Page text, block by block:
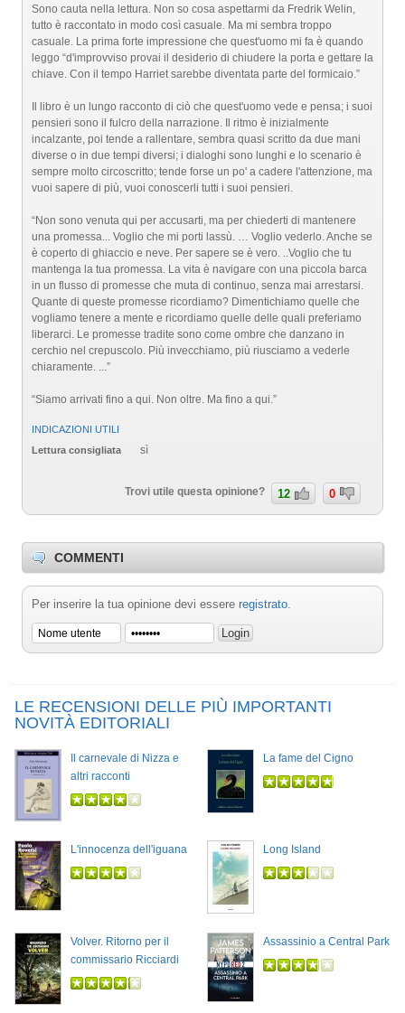
Sono cauta nella lettura. Non so cosa aspettarmi da Fredrik Welin,
tutto è raccontato in modo così casuale. Ma mi sembra troppo
casuale. La prima forte impressione che quest'uomo mi fa è quando
leggo “d'improvviso provai il desiderio di chiudere la porta e gettare la
chiave. Con il tempo Harriet sarebbe diventata parte del formicaio.”
Il libro è un lungo racconto di ciò che quest'uomo vede e pensa; i suoi
pensieri sono il fulcro della narrazione. Il ritmo è inizialmente
incalzante, poi tende a rallentare, sembra quasi scritto da due mani
diverse o in due tempi diversi; i dialoghi sono lunghi e lo scenario è
sempre molto circoscritto; tende forse un po' a cadere l'attenzione, ma
vuoi sapere di più, vuoi conoscerli tutti i suoi pensieri.
“Non sono venuta qui per accusarti, ma per chiederti di mantenere
una promessa... Voglio che mi porti lassù. … Voglio vederlo. Anche se
è coperto di ghiaccio e neve. Per sapere se è vero. ..Voglio che tu
mantenga la tua promessa. La vita è navigare con una piccola barca
in un flusso di promesse che muta di continuo, senza mai arrestarsi.
Quante di queste promesse ricordiamo? Dimentichiamo quelle che
vogliamo tenere a mente e ricordiamo quelle delle quali preferiamo
liberarci. Le promesse tradite sono come ombre che danzano in
cerchio nel crepuscolo. Più invecchiamo, più riusciamo a vederle
chiaramente. ...”
“Siamo arrivati fino a qui. Non oltre. Ma fino a qui.”
INDICAZIONI UTILI
Lettura consigliata
sì
Trovi utile questa opinione? 12 0
COMMENTI
Per inserire la tua opinione devi essere registrato.
LE RECENSIONI DELLE PIÙ IMPORTANTI
NOVITÀ EDITORIALI
Il carnevale di Nizza e
altri racconti
La fame del Cigno
L'innocenza dell'iguana Long Island
Volver. Ritorno per il
commissario Ricciardi
Assassinio a Central Park